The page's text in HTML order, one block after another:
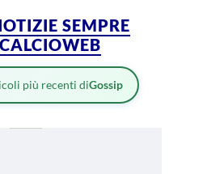
SEMPRE
più recenti diGossip